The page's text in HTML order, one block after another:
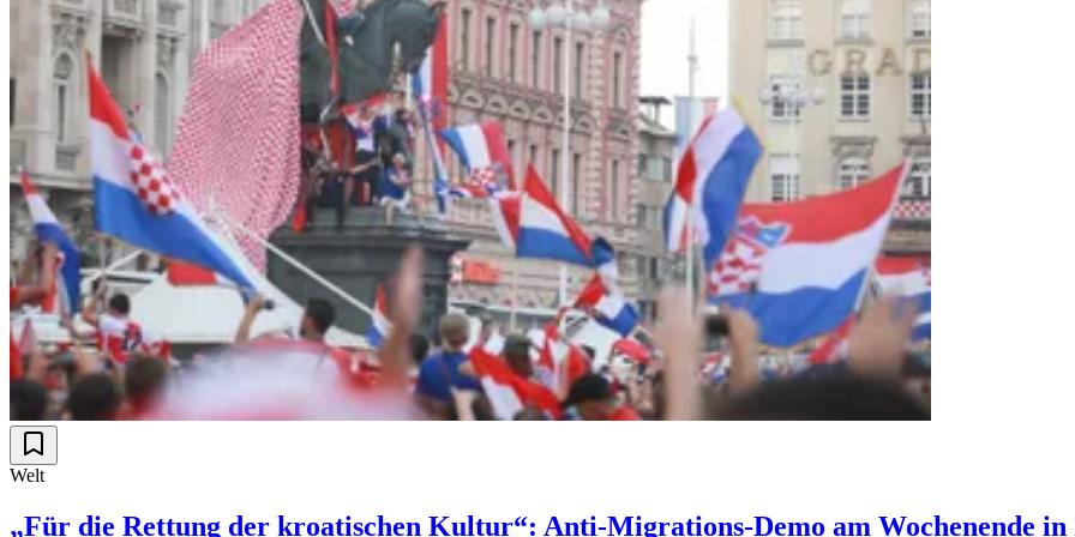
Welt
„Für die Rettung der kroatischen Kultur“: Anti-Migrations-Demo am Wochenende in